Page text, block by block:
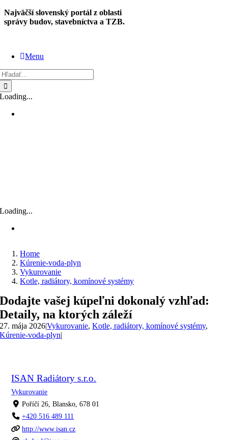
Skip
to
Najväčší slovenský portál z oblasti
správy budov, stavebníctva a TZB.
Menu
Loading...
Loading...
Home
Kúrenie-voda-plyn
Vykurovanie
Kotle, radiátory, komínové systémy
Dodajte vašej kúpeľni dokonalý vzhľad:
Detaily, na ktorých záleží
27. mája 2026|Vykurovanie,Kotle, radiátory, komínové systémy,
Kúrenie-voda-plyn|
ISAN Radiátory s.r.o.
Vykurovanie
Poříčí 26, Blansko, 678 01
+420 516 489 111
http://www.isan.cz